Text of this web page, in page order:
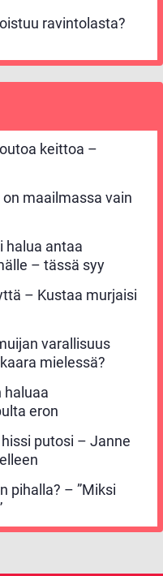
ravintolasta?
keittoa –
maailmassa vain
halua antaa
– tässä syy
– Kustaa murjaisi
varallisuus
mielessä?
haluaa
eron
putosi – Janne
pihalla? – ”Miksi